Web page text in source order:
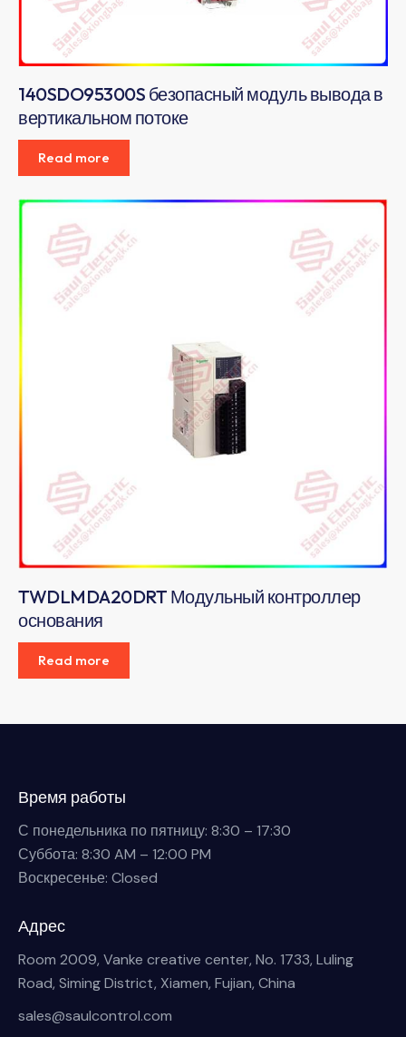
140SDO95300S безопасный модуль вывода в
вертикальном потоке
Read more
TWDLMDA20DRT Модульный контроллер
основания
Read more
Время работы
С понедельника по пятницу: 8:30 – 17:30
Суббота: 8:30 AM – 12:00 PM
Воскресенье: Closed
Адрес
Room 2009, Vanke creative center, No. 1733, Luling
Road, Siming District, Xiamen, Fujian, China
sales@saulcontrol.com